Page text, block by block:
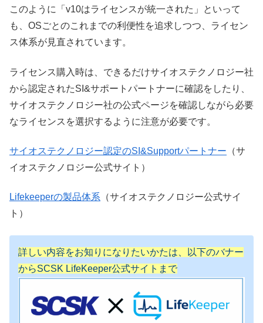
このように「v10はライセンスが統一された」といって
も、OSごとのこれまでの利便性を追求しつつ、ライセン
ス体系が見直されています。
ライセンス購入時は、できるだけサイオステクノロジー社
から認定されたSI&サポートパートナーに確認をしたり、
サイオステクノロジー社の公式ページを確認しながら必要
なライセンスを選択するように注意が必要です。
サイオステクノロジー認定のSI&Supportパートナー （サ
イオステクノロジー公式サイト）
Lifekeeperの製品体系 （サイオステクノロジー公式サイ
ト）
詳しい内容をお知りになりたいかたは、以下のバナー
からSCSK LifeKeeper公式サイトまで